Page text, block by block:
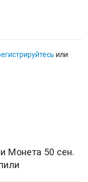
или
Монета 50 сен.